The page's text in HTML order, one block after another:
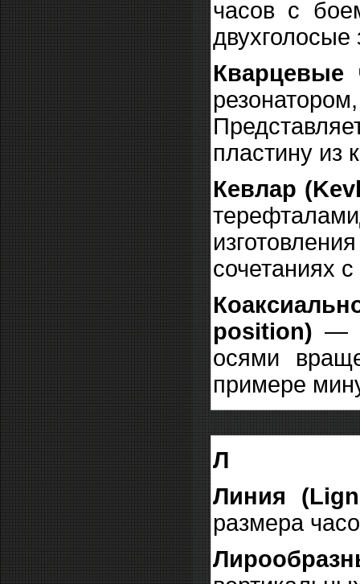
часов с
Кварцевые
пластину из
Кевлар
сочетаниях
position) —
осями
примере
Л
Линия
размера